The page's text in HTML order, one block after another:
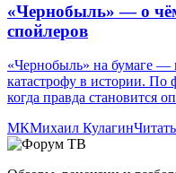
«Чернобыль» — о
спойлеров
«Чернобыль» на бумаге
катастрофу в истории. По
когда правда становится
МКМихаил Кулагин